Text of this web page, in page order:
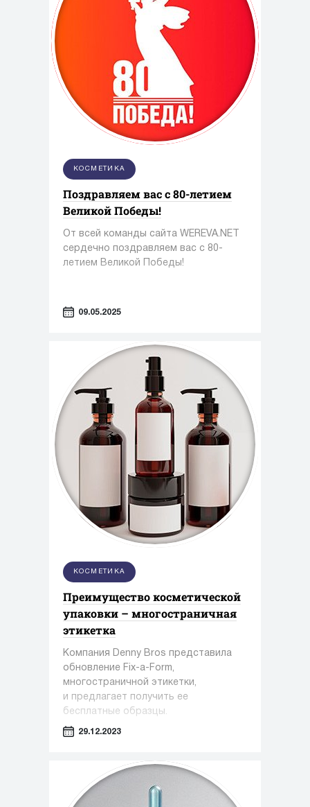
КОСМЕТИКА
Поздравляем вас с 80-летием
Великой Победы!
От всей команды сайта WEREVA.NET
сердечно поздравляем вас с 80-
летием Великой Победы!
09.05.2025
КОСМЕТИКА
Преимущество косметической
упаковки – многостраничная
этикетка
Компания Denny Bros представила
обновление Fix-a-Form,
многостраничной этикетки,
и предлагает получить ее
бесплатные образцы.
29.12.2023